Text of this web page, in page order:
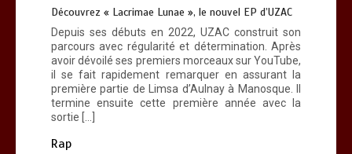
Découvrez « You Are Time », le
Découvrez « Lacrimae Lunae », le nouvel EP d’UZAC
Depuis ses débuts en 2022, UZAC construit son
parcours avec régularité et détermination. Après
avoir dévoilé ses premiers morceaux sur YouTube,
il se fait rapidement remarquer en assurant la
première partie de Limsa d’Aulnay à Manosque. Il
termine ensuite cette première année avec la
sortie […]
Rap